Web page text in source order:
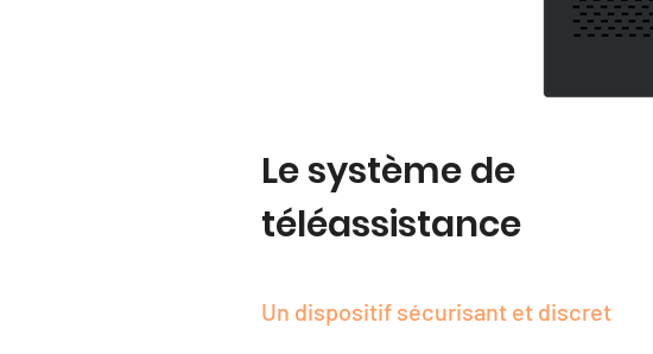
Le système de
téléassistance
Un dispositif sécurisant et discret